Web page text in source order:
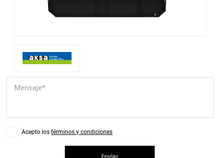
Acepto lostérminos y condiciones